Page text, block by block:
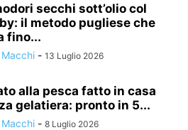
secchi sott’olio col
il metodo pugliese che
fino...
Macchi - 13 Luglio 2026
alla pesca fatto in casa
gelatiera: pronto in 5...
Macchi - 8 Luglio 2026